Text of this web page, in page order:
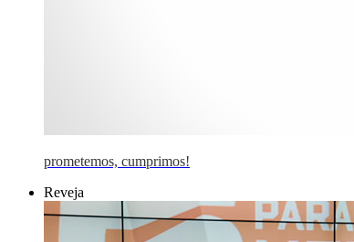
prometemos, cumprimos!
Reveja